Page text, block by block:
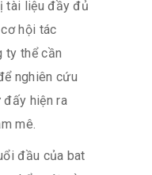
tài liệu đầy đủ
hội tác
ty thể cần
nghiên cứu
đấy hiện ra
mê.
đầu của bat